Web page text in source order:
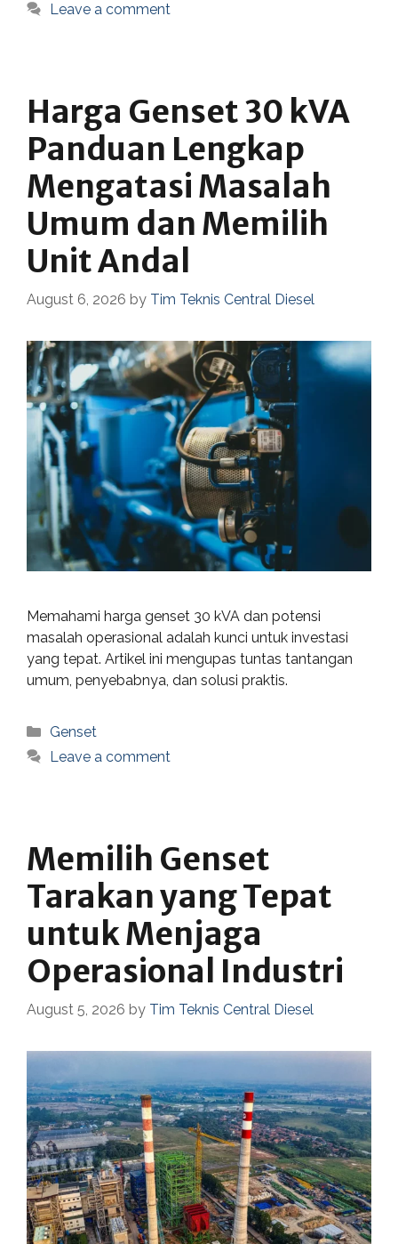
Leave a comment
Harga Genset 30 kVA
Panduan Lengkap
Mengatasi Masalah
Umum dan Memilih
Unit Andal
August 6, 2026 by Tim Teknis Central Diesel
Memahami harga genset 30 kVA dan potensi
masalah operasional adalah kunci untuk investasi
yang tepat. Artikel ini mengupas tuntas tantangan
umum, penyebabnya, dan solusi praktis.
Categories
Genset
Leave a comment
Memilih Genset
Tarakan yang Tepat
untuk Menjaga
Operasional Industri
August 5, 2026 by Tim Teknis Central Diesel